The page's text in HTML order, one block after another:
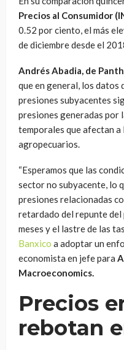
Precios al Consumidor
0.52 por ciento, el más
de diciembre desde el
Andrés Abadia, de
que en general, los datos
presiones subyacentes
presiones generadas por
temporales que afectan a
agropecuarios.
“Esperamos que las
sector no subyacente, lo
presiones relacionadas
retardado del repunte del
meses y el lastre de las
Banxico a adoptar un
economista en jefe para
Macroeconomics.
Precios
rebotan